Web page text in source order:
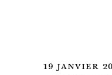
19 janvier